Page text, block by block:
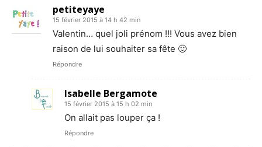
petiteyaye
15 février 2015 à 14 h 42 min
Valentin… quel joli prénom !!! Vous avez bien
raison de lui souhaiter sa fête 🙂
Répondre
Isabelle Bergamote
15 février 2015 à 15 h 02 min
On allait pas louper ça !
Répondre